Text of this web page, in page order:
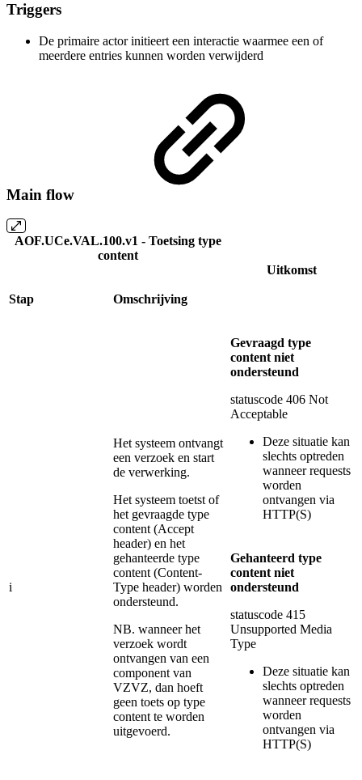
Triggers
De primaire actor initieert een interactie waarmee een of
meerdere entries kunnen worden verwijderd
Main flow
AOF.UCe.VAL.100.v1 - Toetsing type
content
Uitkomst
Stap Omschrijving
i
Het systeem ontvangt
een verzoek en start
de verwerking.
Het systeem toetst of
het gevraagde type
content (Accept
header) en het
gehanteerde type
content (Content-
Type header) worden
ondersteund.
NB. wanneer het
verzoek wordt
ontvangen van een
component van
VZVZ, dan hoeft
geen toets op type
content te worden
uitgevoerd.
Gevraagd type
content niet
ondersteund
statuscode 406 Not
Acceptable
Deze situatie kan
slechts optreden
wanneer requests
worden
ontvangen via
HTTP(S)
Gehanteerd type
content niet
ondersteund
statuscode 415
Unsupported Media
Type
Deze situatie kan
slechts optreden
wanneer requests
worden
ontvangen via
HTTP(S)